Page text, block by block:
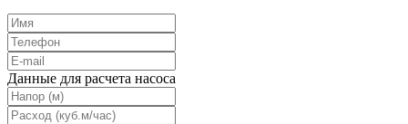
Данные для расчета насоса